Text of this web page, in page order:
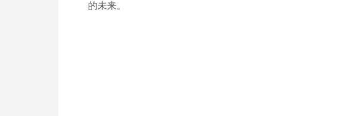
的未来。